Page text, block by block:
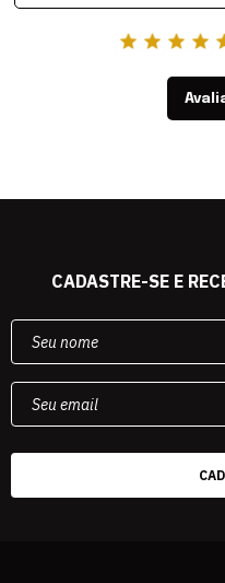
CADASTRE-SE E